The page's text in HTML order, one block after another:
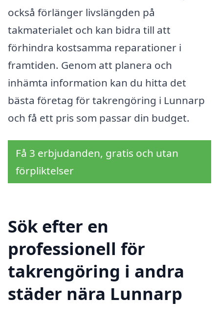
också förlänger livslängden på
takmaterialet och kan bidra till att
förhindra kostsamma reparationer i
framtiden. Genom att planera och
inhämta information kan du hitta det
bästa företag för takrengöring i Lunnarp
och få ett pris som passar din budget.
Få 3 erbjudanden, gratis och utan
förpliktelser
Sök efter en
professionell för
takrengöring i andra
städer nära Lunnarp